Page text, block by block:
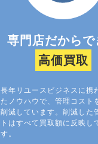
専門店だからで
高価買取
長年リユースビジネスに携
たノウハウで、管理コスト
削減しています。削減した
トはすべて買取額に反映し
す。